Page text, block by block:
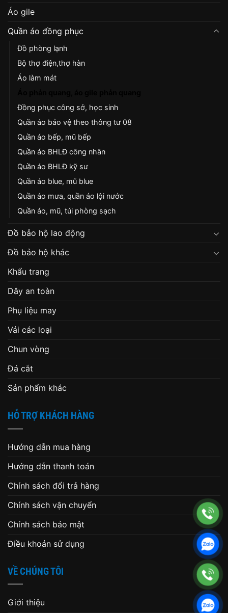
Áo gile
Quần áo đồng phục
Đồ phòng lạnh
Bộ thợ điện,thợ hàn
Áo làm mát
Đồng phục công sở, học sinh
Quần áo bảo vệ theo thông tư 08
Quần áo bếp, mũ bếp
Quần áo BHLĐ công nhân
Quần áo BHLĐ kỹ sư
Quần áo blue, mũ blue
Quần áo mưa, quần áo lội nước
Quần áo, mũ, túi phòng sạch
Đồ bảo hộ lao động
Đồ bảo hộ khác
Khẩu trang
Dây an toàn
Phụ liệu may
Vải các loại
Chun vòng
Đá cắt
Sản phẩm khác
HỖ TRỢ KHÁCH HÀNG
Hướng dẫn mua hàng
Hướng dẫn thanh toán
Chính sách đổi trả hàng
Chính sách vận chuyển
Chính sách bảo mật
Điều khoản sử dụng
VỀ CHÚNG TÔI
Giới thiệu